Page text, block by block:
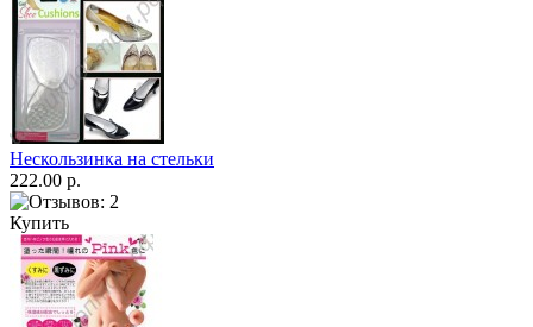
Нескользинка на стельки
222.00 р.
Купить